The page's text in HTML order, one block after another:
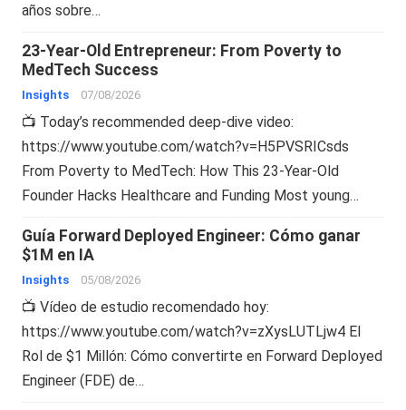
años sobre…
23-Year-Old Entrepreneur: From Poverty to
MedTech Success
Insights 07/08/2026
📺 Today’s recommended deep-dive video:
https://www.youtube.com/watch?v=H5PVSRICsds
From Poverty to MedTech: How This 23-Year-Old
Founder Hacks Healthcare and Funding Most young…
Guía Forward Deployed Engineer: Cómo ganar
$1M en IA
Insights 05/08/2026
📺 Vídeo de estudio recomendado hoy:
https://www.youtube.com/watch?v=zXysLUTLjw4 El
Rol de $1 Millón: Cómo convertirte en Forward Deployed
Engineer (FDE) de…